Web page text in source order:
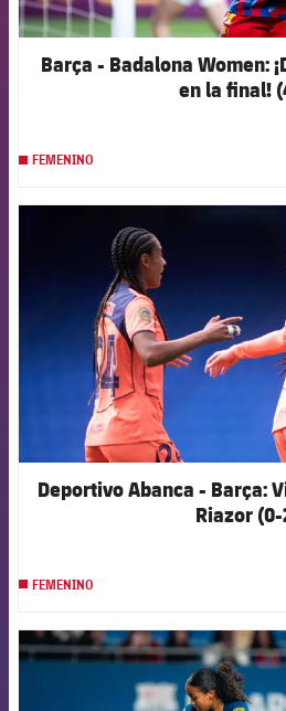
Barça - Badalona Women:
en la final!
FEMENINO
Deportivo Abanca - Barça:
Riazor
FEMENINO
FCB